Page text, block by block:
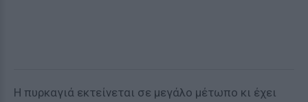
Η πυρκαγιά εκτείνεται σε μεγάλο μέτωπο κι έχει